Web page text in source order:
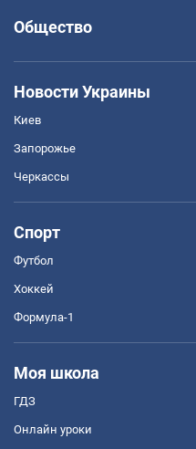
Общество
Новости Украины
Киев
Запорожье
Черкассы
Спорт
Футбол
Хоккей
Формула-1
Моя школа
ГДЗ
Онлайн уроки